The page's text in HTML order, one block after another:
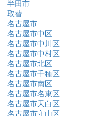
半田市
取替
名古屋市
名古屋市中区
名古屋市中川区
名古屋市中村区
名古屋市北区
名古屋市千種区
名古屋市南区
名古屋市名東区
名古屋市天白区
名古屋市守山区